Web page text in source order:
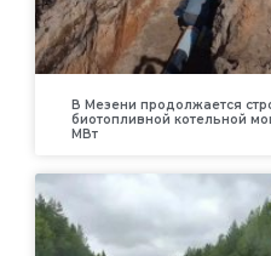
В Мезени продолжается
биотопливной котельной
МВт